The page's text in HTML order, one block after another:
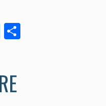
T
er